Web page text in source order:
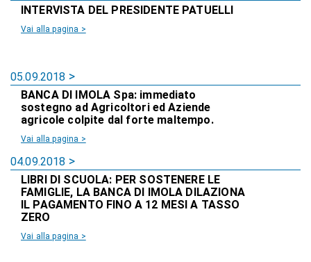
INTERVISTA DEL PRESIDENTE PATUELLI
Vai alla pagina >
05.09.2018
BANCA DI IMOLA Spa: immediato
sostegno ad Agricoltori ed Aziende
agricole colpite dal forte maltempo.
Vai alla pagina >
04.09.2018
LIBRI DI SCUOLA: PER SOSTENERE LE
FAMIGLIE, LA BANCA DI IMOLA DILAZIONA
IL PAGAMENTO FINO A 12 MESI A TASSO
ZERO
Vai alla pagina >